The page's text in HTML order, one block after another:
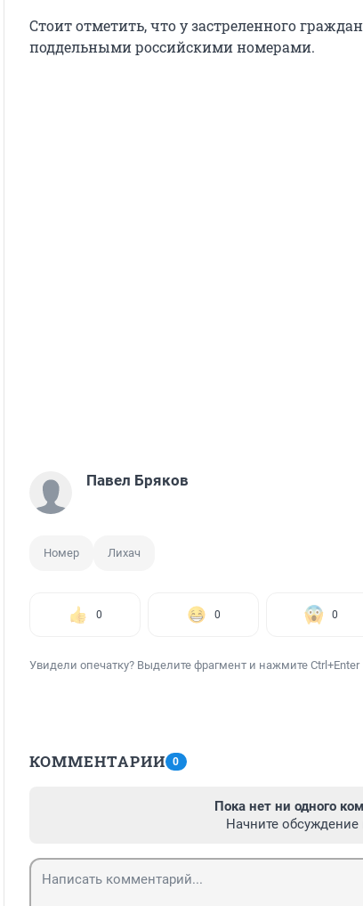
Стоит отметить, что у застреленного
поддельными российскими номерами.
Павел Бряков
Номер Лихач
0 0 0
Увидели опечатку? Выделите фрагмент и нажмите Ctrl+Enter
КОММЕНТАРИИ 0
Пока нет ни одного
Начните